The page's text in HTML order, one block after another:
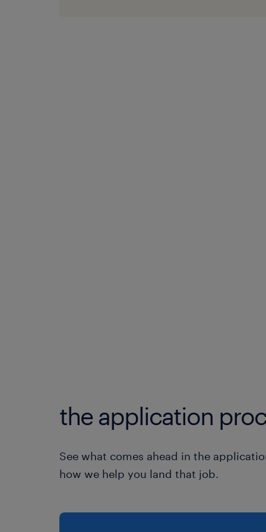
the application
See what comes ahead in the
how we help you land that job.